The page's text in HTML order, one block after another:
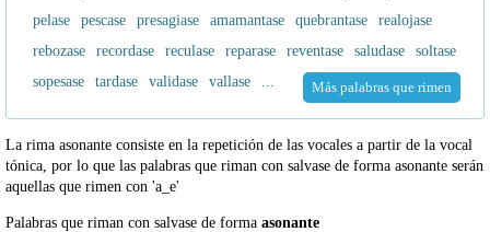
pelase
pescase presagiase amamantase quebrantase
realojase
rebozase
recordase reculase reparase reventase saludase
soltase
sopesase
tardase validase vallase ... Más palabras que rimen
La rima asonante consiste en la repetición de las vocales a partir de la vocal
tónica, por lo que las palabras que riman con salvase de forma asonante serán
aquellas que rimen con 'a_e'
Palabras que riman con salvase de forma asonante